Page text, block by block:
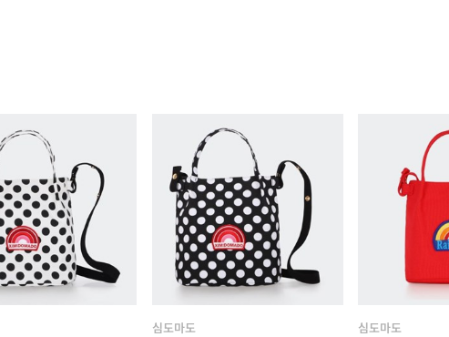
심도마도 심도마도